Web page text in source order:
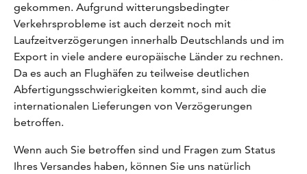
gekommen. Aufgrund witterungsbedingter
Verkehrsprobleme ist auch derzeit noch mit
Laufzeitverzögerungen innerhalb Deutschlands und im
Export in viele andere europäische Länder zu rechnen.
Da es auch an Flughäfen zu teilweise deutlichen
Abfertigungsschwierigkeiten kommt, sind auch die
internationalen Lieferungen von Verzögerungen
betroffen.
Wenn auch Sie betroffen sind und Fragen zum Status
Ihres Versandes haben, können Sie uns natürlich